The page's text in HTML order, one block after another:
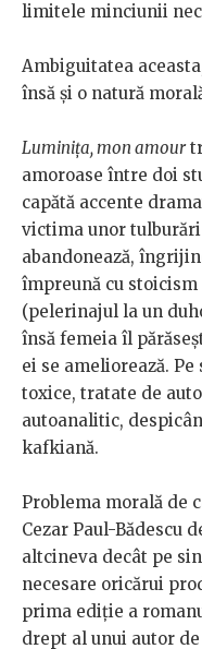
limitele minciunii
Ambiguitatea
însă și o natură
Luminiţa, mon amour
amoroase între doi
capătă accente
victima unor
abandonează,
împreună cu
(pelerinajul la un
însă femeia îl
ei se ameliorează.
toxice, tratate de
autoanalitic,
kafkiană.
Problema morală de
Cezar Paul-Bădescu
altcineva decât pe
necesare oricărui
prima ediție a
drept al unui autor